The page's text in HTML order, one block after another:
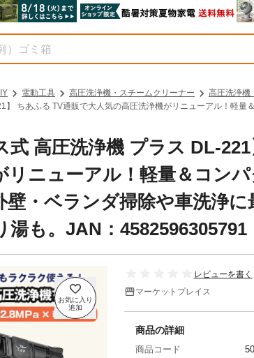
電動工具 高圧洗浄機・スチームクリーナー
高圧洗浄機
】 ちあふる TV通販で大人気の高圧洗浄機がリニューアル！軽
式 高圧洗浄機 プラス DL-
リニューアル！軽量＆コン
壁・ベランダ掃除や車洗浄
湯も。JAN：4582596305791
レビューを書く
マーケットプレイス
商品の詳細
商品コード